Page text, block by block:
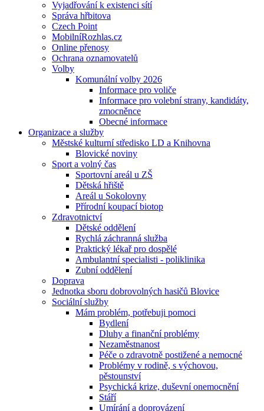
Vyjadřování k existenci sítí
Správa hřbitova
Czech Point
MobilníRozhlas.cz
Online přenosy
Ochrana oznamovatelů
Volby
Komunální volby 2026
Informace pro voliče
Informace pro volební strany, kandidáty,
zmocněnce
Obecné informace
Organizace a služby
Městské kulturní středisko LD a Knihovna
Blovické noviny
Sport a volný čas
Sportovní areál u ZŠ
Dětská hřiště
Areál u Sokolovny
Přírodní koupací biotop
Zdravotnictví
Dětské oddělení
Rychlá záchranná služba
Praktický lékař pro dospělé
Ambulantní specialisti - poliklinika
Zubní oddělení
Doprava
Jednotka sboru dobrovolných hasičů Blovice
Sociální služby
Mám problém, potřebuji pomoci
Bydlení
Dluhy a finanční problémy
Nezaměstnanost
Péče o zdravotně postižené a nemocné
Problémy v rodině, s výchovou,
pěstounství
Psychická krize, duševní onemocnění
Stáří
Umírání a doprovázení